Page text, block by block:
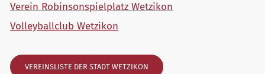
Verein Robinsonspielplatz Wetzikon
Volleyballclub Wetzikon
VEREINSLISTE DER STADT WETZIKON